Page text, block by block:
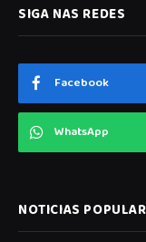
SIGA NAS REDES
Facebook
WhatsApp
NOTICIAS